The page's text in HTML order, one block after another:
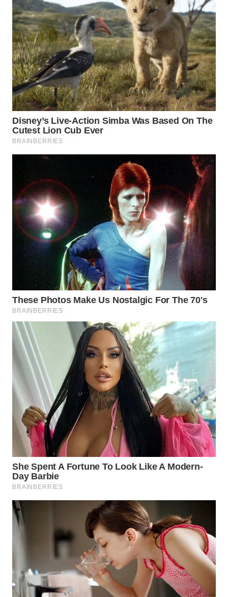
WN
DEPOK
WN
TAPANULI
UTARA
WN
SAMOSIR
WN
PADANG
WN
SUMEDANG
WN
CIANJUR
WN
KEPULAUAN
SERIBU
TANGERANG
WN
BINJAI
WN
CIREBON
WN
INDRAMAYU
WN
KUNINGAN
MAJALENGKA
WN
SUKABUMI